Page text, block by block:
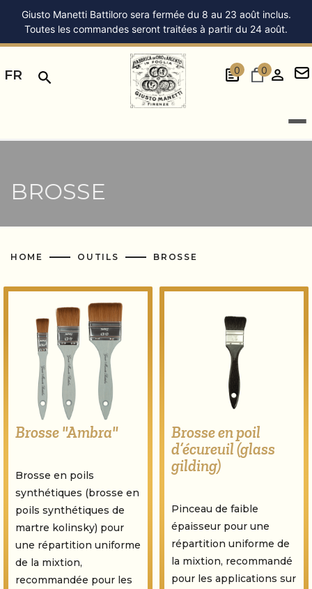
Giusto Manetti Battiloro sera fermée du 8 au 23 août inclus.
Toutes les commandes seront traitées à partir du 24 août.
FR 0 0
BROSSE
HOME OUTILS BROSSE
Brosse "Ambra"
Brosse en poils
synthétiques (brosse en
poils synthétiques de
martre kolinsky) pour
une répartition uniforme
de la mixtion,
recommandée pour les
Brosse en poil
d’écureuil (glass
gilding)
Pinceau de faible
épaisseur pour une
répartition uniforme de
la mixtion, recommandé
pour les applications sur